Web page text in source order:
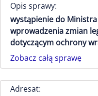
Opis sprawy:
wystąpienie do
wprowadzenia zmian
dotyczącym ochrony
Zobacz całą sprawę
Adresat: